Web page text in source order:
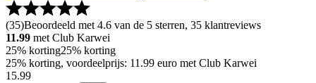
(35)Beoordeeld met 4.6 van de 5 sterren, 35 klantreviews
11.99 met Club Karwei
25% korting25% korting
25% korting, voordeelprijs: 11.99 euro met Club Karwei
15.99